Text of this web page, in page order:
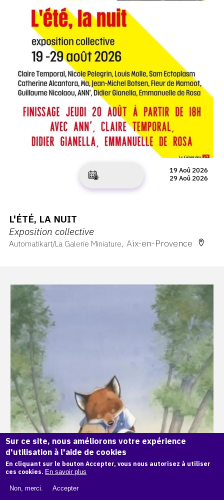
19 Aoû 2026
29 Aoû 2026
L'ÉTÉ, LA NUIT
Exposition collective
Automatikart/La Galerie Miniature Aix-en-Provence
Sur ce site, nous améliorons votre expérience
d'utilisation à l'aide de cookies
En cliquant sur le bouton Accepter, vous nous autorisez à utiliser
ces cookies. En savoir plus
Non, merci. Accepter